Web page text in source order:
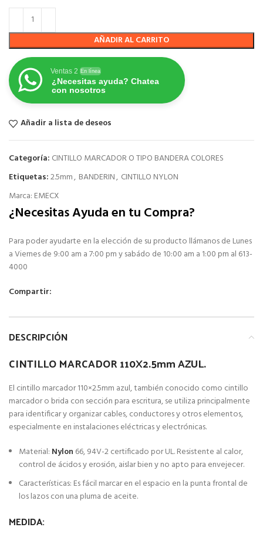
AÑADIR AL CARRITO
Ventas 2 En línea
¿Necesitas ayuda? Chatea
con nosotros
Añadir a lista de deseos
Categoría: CINTILLO MARCADOR O TIPO BANDERA COLORES
Etiquetas:2.5mm, BANDERIN, CINTILLO NYLON
Marca: EMECX
¿Necesitas Ayuda en tu Compra?
Para poder ayudarte en la elección de su producto llámanos de Lunes
a Viernes de 9:00 am a 7:00 pm y sabádo de 10:00 am a 1:00 pm al 613-
4000
Compartir:
DESCRIPCIÓN
CINTILLO MARCADOR 110X2.5mm AZUL.
El cintillo marcador 110×2.5mm azul, también conocido como cintillo
marcador o brida con sección para escritura, se utiliza principalmente
para identificar y organizar cables, conductores y otros elementos,
especialmente en instalaciones eléctricas y electrónicas.
Material: Nylon 66, 94V-2 certificado por UL. Resistente al calor,
control de ácidos y erosión, aislar bien y no apto para envejecer.
Características: Es fácil marcar en el espacio en la punta frontal de
los lazos con una pluma de aceite.
MEDIDA: